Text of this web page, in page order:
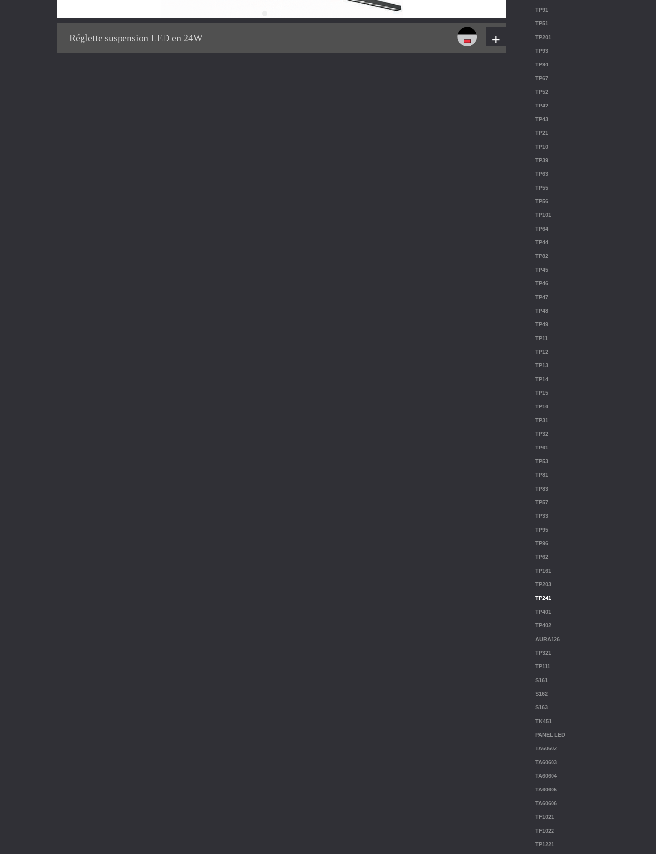
Réglette suspension LED en 24W +
TP91
TP51
TP201
TP93
TP94
TP67
TP52
TP42
TP43
TP21
TP10
TP39
TP63
TP55
TP56
TP101
TP64
TP44
TP82
TP45
TP46
TP47
TP48
TP49
TP11
TP12
TP13
TP14
TP15
TP16
TP31
TP32
TP61
TP53
TP81
TP83
TP57
TP33
TP95
TP96
TP62
TP161
TP203
TP241
TP401
TP402
AURA126
TP321
TP111
S161
S162
S163
TK451
PANEL LED
TA60602
TA60603
TA60604
TA60605
TA60606
TF1021
TF1022
TP1221